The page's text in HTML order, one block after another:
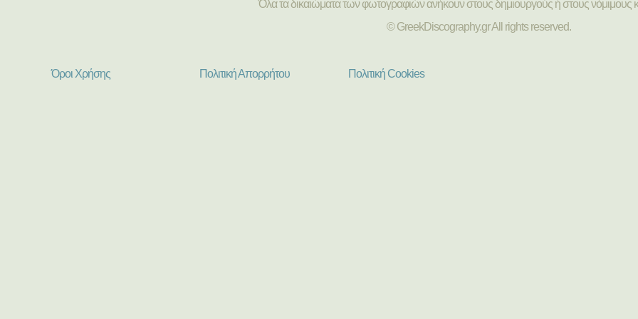
Όλα τα δικαιώματα των φωτογραφιών ανήκουν στους δημιουργούς ή στους νόμιμους
© GreekDiscography.gr All rights reserved.
Όροι Χρήσης Πολιτική Απορρήτου Πολιτική Cookies